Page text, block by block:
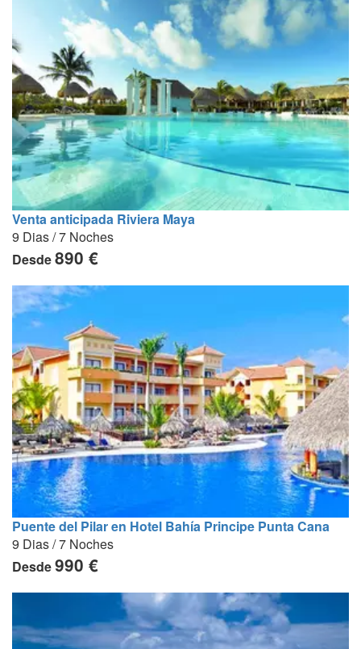
Venta anticipada Riviera Maya
9 Dias / 7 Noches
Desde890 €
Puente del Pilar en Hotel Bahía Principe Punta Cana
9 Dias / 7 Noches
Desde990 €